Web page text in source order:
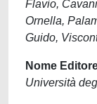
Flavio,
Ornella,
Guido,
Nome
Università